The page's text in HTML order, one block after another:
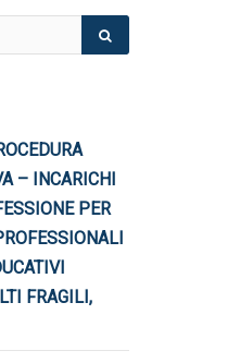
– INCARICHI
PER
FRAGILI,